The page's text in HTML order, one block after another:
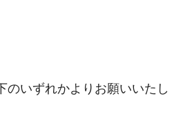
のいずれかよりお願いいたし